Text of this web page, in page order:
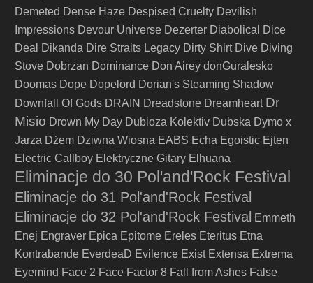
Demeted Dense Haze Despised Cruelty Devilish
Impressions Devour Universe Dezerter Diabolical
Dice
Deal
Dikanda Dire Straits Legacy Dirty Shirt Dive Diving
Stove Dobrzan Dominance Don Airey donGuralesko
Doomas Dope Dopelord Dorian's Steaming Shadow
Downfall Of Gods DRAIN Dreadstone Dreamheart Dr
Misio Drown My Day Dubioza Kolektiv Dubska Dymo x
Jarza Dżem Dziwna Wiosna EABS Echa Egoistic Ejten
Electric Callboy Elektryczne Gitary Elhuana
Eliminacje do 30 Pol'and'Rock Festival
Eliminacje do 31 Pol'and'Rock Festival
Eliminacje do 32 Pol'and'Rock Festival Emmeth
Enej Engraver Epica Epitome Ereles Eteritus Etna
Kontrabande EverdeaD Evilence Exist Extensa Extrema
Eyemind Face 2 Face Factor 8 Fall from Ashes False